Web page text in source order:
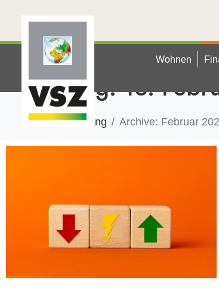
Wohnen
Tag:18.
Anfang Archive: Februar